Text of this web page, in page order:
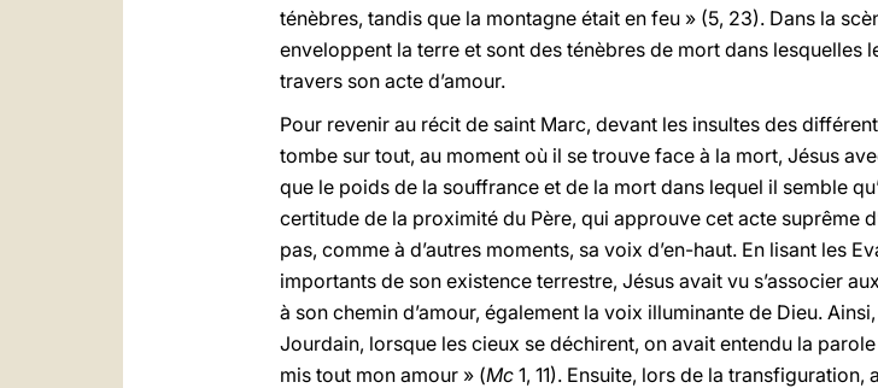
ténèbres, tandis que la montagne était en feu » (5, 23). Dans la
enveloppent la terre et sont des ténèbres de mort dans lesquelles
travers son acte d’amour.
Pour revenir au récit de saint Marc, devant les insultes des
tombe sur tout, au moment où il se trouve face à la mort, Jésus
que le poids de la souffrance et de la mort dans lequel il semble
certitude de la proximité du Père, qui approuve cet acte suprême
pas, comme à d’autres moments, sa voix d’en-haut. En lisant les
importants de son existence terrestre, Jésus avait vu s’associer
à son chemin d’amour, également la voix illuminante de Dieu.
Jourdain, lorsque les cieux se déchirent, on avait entendu la
mis tout mon amour » (Mc 1, 11). Ensuite, lors de la